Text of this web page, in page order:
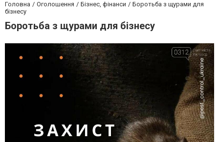
Головна Оголошення Бізнес, фінанси
Боротьба з щурами для
бізнесу
Боротьба з щурами для бізнесу